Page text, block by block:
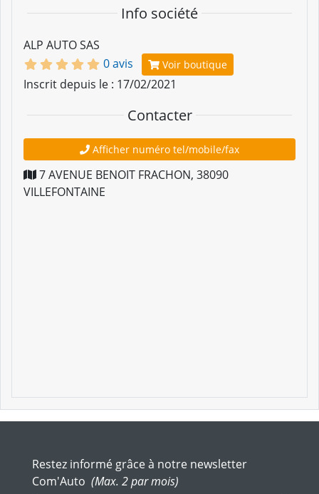
Info société
ALP AUTO SAS
0 avis
Voir boutique
Inscrit depuis le : 17/02/2021
Contacter
Afficher numéro tel/mobile/fax
7 AVENUE BENOIT FRACHON, 38090
VILLEFONTAINE
Restez informé grâce à notre newsletter
Com'Auto (Max. 2 par mois)